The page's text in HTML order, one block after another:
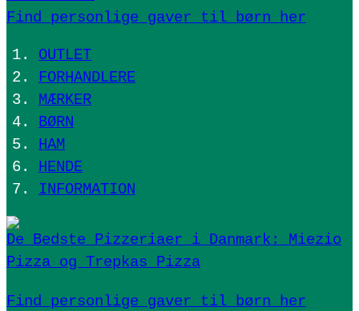
Find personlige gaver til børn her
OUTLET
FORHANDLERE
MÆRKER
BØRN
HAM
HENDE
INFORMATION
De Bedste Pizzeriaer i Danmark: Miezio
Pizza og Trepkas Pizza
Find personlige gaver til børn her